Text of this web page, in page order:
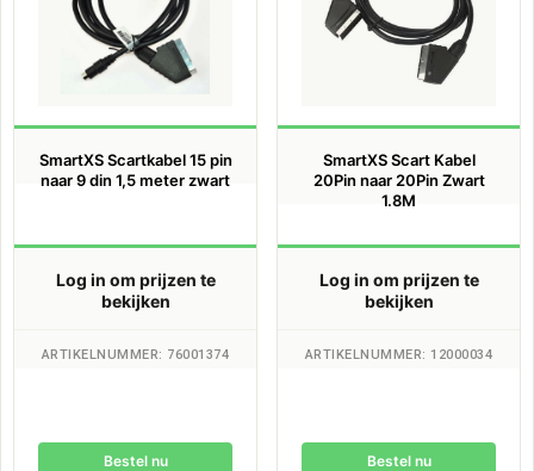
SmartXS Scartkabel 15 pin
naar 9 din 1,5 meter zwart
Log in om prijzen te
bekijken
ARTIKELNUMMER: 76001374
Bestel nu
SmartXS Scart Kabel
20Pin naar 20Pin Zwart
1.8M
Log in om prijzen te
bekijken
ARTIKELNUMMER: 12000034
Bestel nu